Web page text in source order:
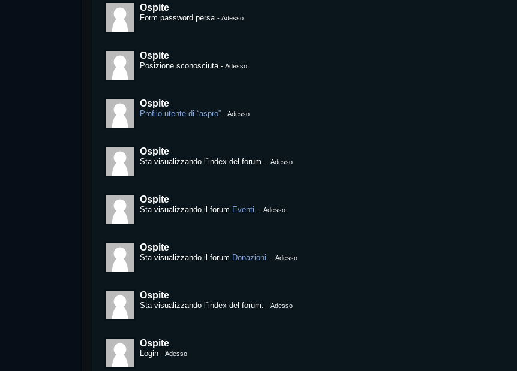
Ospite
Form password persa-Adesso
Ospite
Posizione sconosciuta-Adesso
Ospite
Profilo utente di “aspro” -Adesso
Ospite
Sta visualizzando l´index del forum.-Adesso
Ospite
Sta visualizzando il forum Eventi.-Adesso
Ospite
Sta visualizzando il forum Donazioni.-Adesso
Ospite
Sta visualizzando l´index del forum.-Adesso
Ospite
Login-Adesso